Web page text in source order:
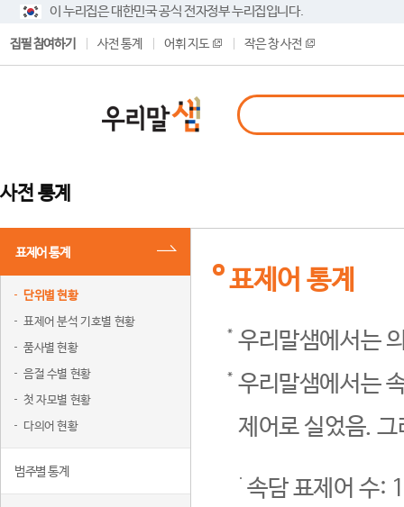
이 누리집은 대한민국 공식 전자정부 누리집입니다.
집필 참여하기 사전 통계 어휘 지도 작은 창 사전
사전 통계
표제어 통계
단위별 현황
표제어 분석 기호별 현황
품사별 현황
음절 수별 현황
첫 자모별 현황
다의어 현황
범주별 통계
표제어 통계
우리말샘에서는
우리말샘에서는
제어로 실었음.
속담 표제어 수: